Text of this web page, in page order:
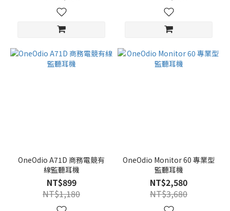
OneOdio A71D 商務電競有
線監聽耳機
NT$899
NT$1,180
OneOdio Monitor 60 專業型
監聽耳機
NT$2,580
NT$3,680